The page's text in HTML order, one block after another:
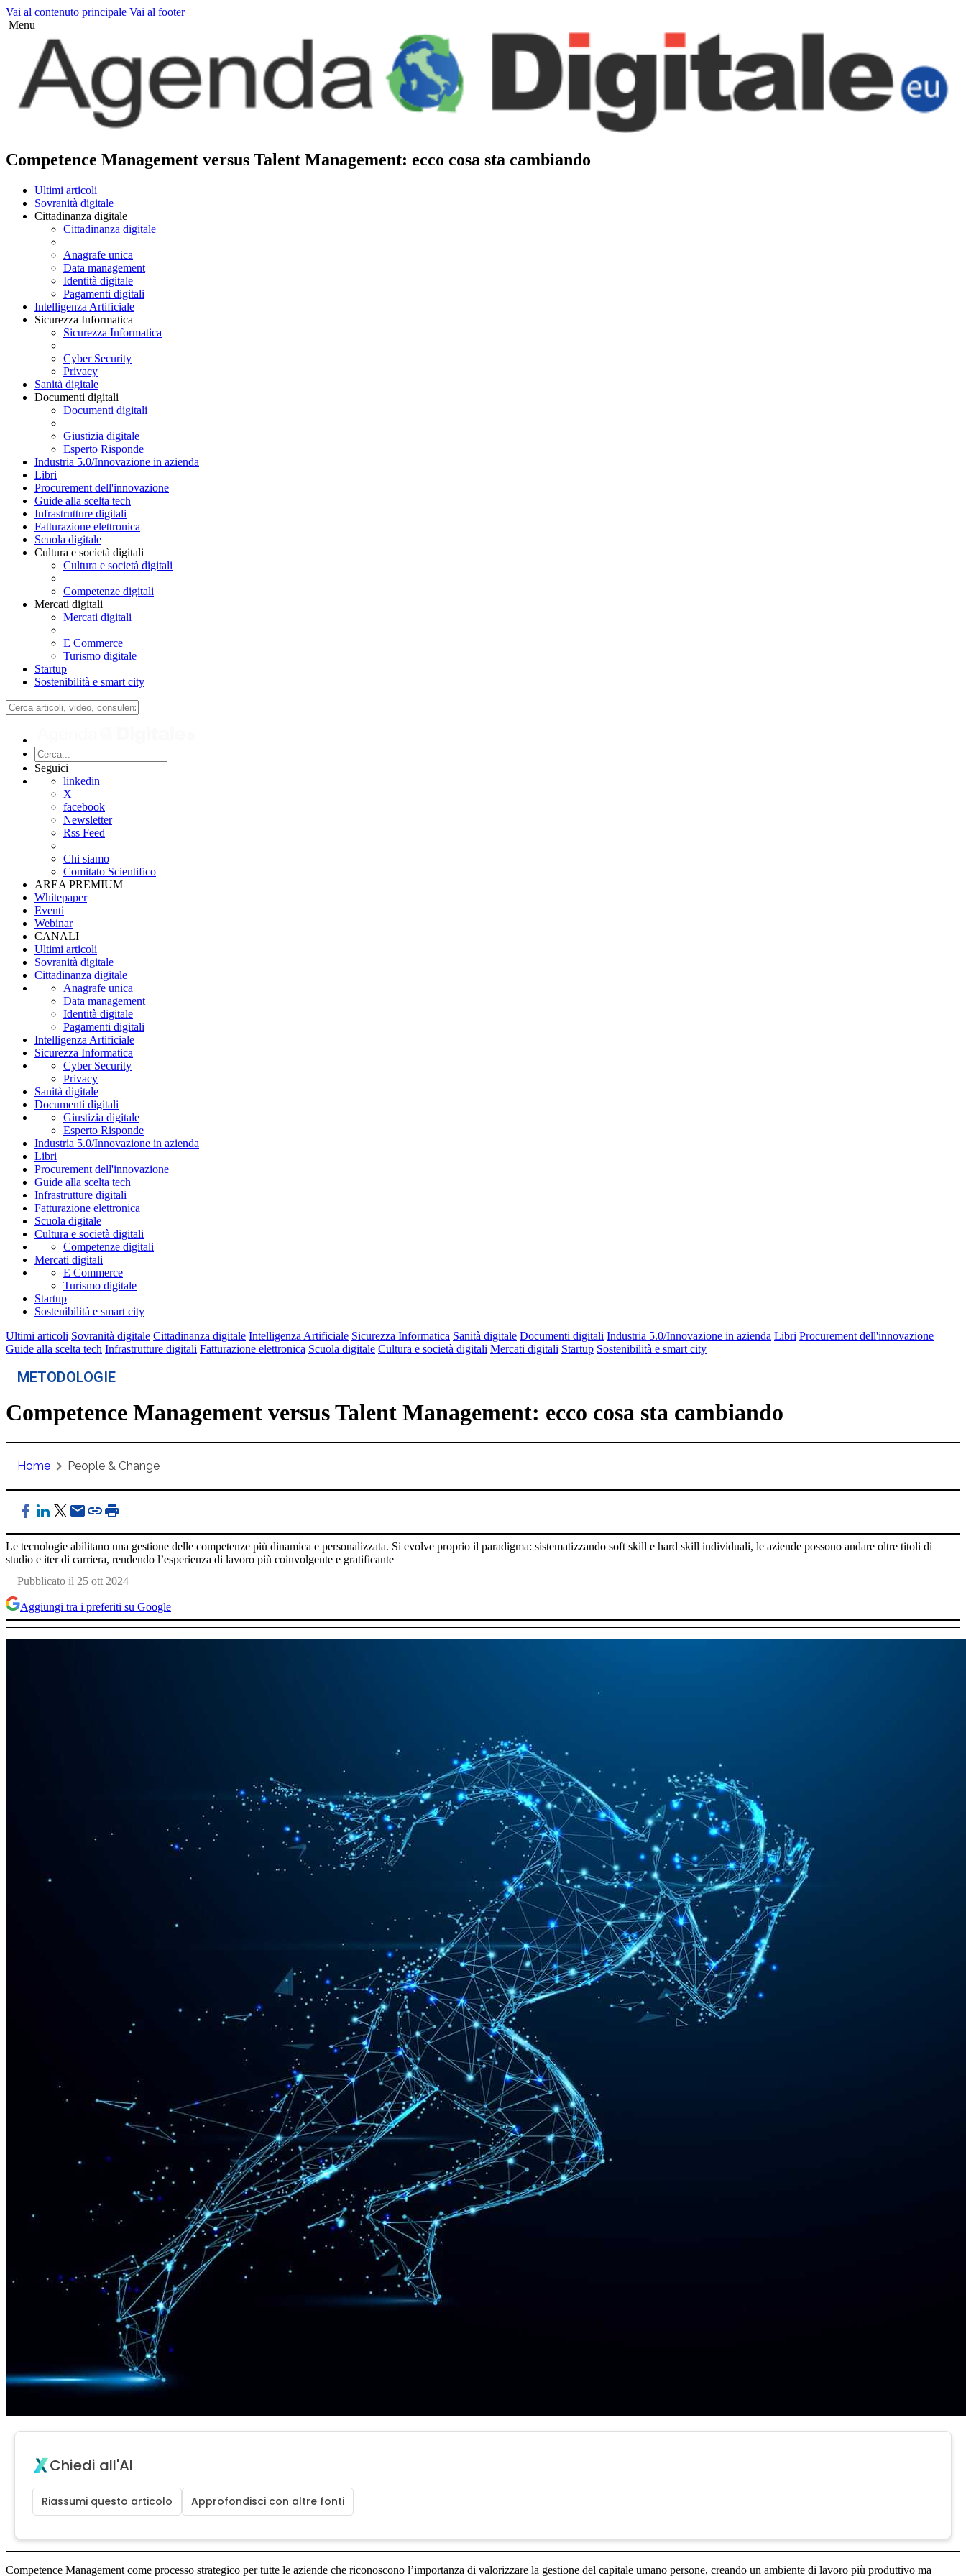
Vai al contenuto principale Vai al footer
Menu
Competence Management versus Talent Management: ecco cosa sta cambiando
Ultimi articoli
Sovranità digitale
Cittadinanza digitale
Cittadinanza digitale
Anagrafe unica
Data management
Identità digitale
Pagamenti digitali
Intelligenza Artificiale
Sicurezza Informatica
Sicurezza Informatica
Cyber Security
Privacy
Sanità digitale
Documenti digitali
Documenti digitali
Giustizia digitale
Esperto Risponde
Industria 5.0/Innovazione in azienda
Libri
Procurement dell'innovazione
Guide alla scelta tech
Infrastrutture digitali
Fatturazione elettronica
Scuola digitale
Cultura e società digitali
Cultura e società digitali
Competenze digitali
Mercati digitali
Mercati digitali
E Commerce
Turismo digitale
Startup
Sostenibilità e smart city
Seguici
linkedin
X
facebook
Newsletter
Rss Feed
Chi siamo
Comitato Scientifico
AREA PREMIUM
Whitepaper
Eventi
Webinar
CANALI
Ultimi articoli
Sovranità digitale
Cittadinanza digitale
Anagrafe unica
Data management
Identità digitale
Pagamenti digitali
Intelligenza Artificiale
Sicurezza Informatica
Cyber Security
Privacy
Sanità digitale
Documenti digitali
Giustizia digitale
Esperto Risponde
Industria 5.0/Innovazione in azienda
Libri
Procurement dell'innovazione
Guide alla scelta tech
Infrastrutture digitali
Fatturazione elettronica
Scuola digitale
Cultura e società digitali
Competenze digitali
Mercati digitali
E Commerce
Turismo digitale
Startup
Sostenibilità e smart city
Ultimi articoli Sovranità digitale Cittadinanza digitale Intelligenza Artificiale Sicurezza Informatica Sanità digitale Documenti digitali Industria 5.0/Innovazione in azienda Libri Procurement dell'innovazione
Guide alla scelta tech Infrastrutture digitali Fatturazione elettronica Scuola digitale Cultura e società digitali Mercati digitali Startup Sostenibilità e smart city
METODOLOGIE
Competence Management versus Talent Management: ecco cosa sta cambiando
Home People & Change
Le tecnologie abilitano una gestione delle competenze più dinamica e personalizzata. Si evolve proprio il paradigma: sistematizzando soft skill e hard skill individuali, le aziende possono andare oltre titoli di
studio e iter di carriera, rendendo l’esperienza di lavoro più coinvolgente e gratificante
Pubblicato il 25 ott 2024
Aggiungi tra i preferiti su Google
Chiedi all'AI
Riassumi questo articolo Approfondisci con altre fonti
Competence Management come processo strategico per tutte le aziende che riconoscono l’importanza di valorizzare la gestione del capitale umano persone, creando un ambiente di lavoro più produttivo ma